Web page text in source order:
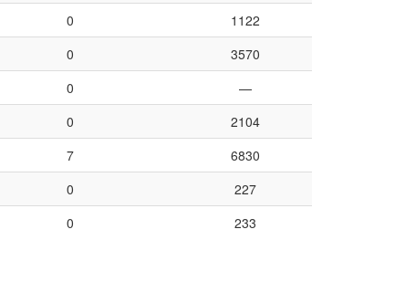
0
1122
0
3570
0
—
0
2104
7
6830
0
227
0 233